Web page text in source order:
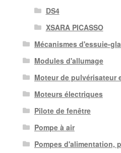
DS4
XSARA PICASSO
Mécanismes d'essuie-
Modules d'allumage
Moteur de pulvérisateur
Moteurs électriques
Pilote de fenêtre
Pompe à air
Pompes d'alimentation,